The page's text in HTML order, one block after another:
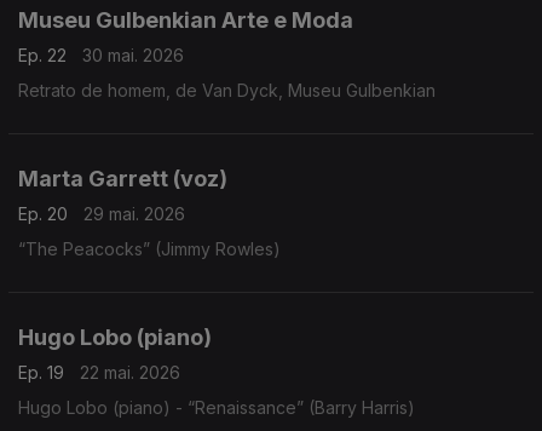
Museu Gulbenkian Arte e Moda
Ep. 22
30 mai. 2026
Retrato de homem, de Van Dyck, Museu Gulbenkian
Marta Garrett (voz)
Ep. 20
29 mai. 2026
“The Peacocks” (Jimmy Rowles)
Hugo Lobo (piano)
Ep. 19
22 mai. 2026
Hugo Lobo (piano) - “Renaissance” (Barry Harris)